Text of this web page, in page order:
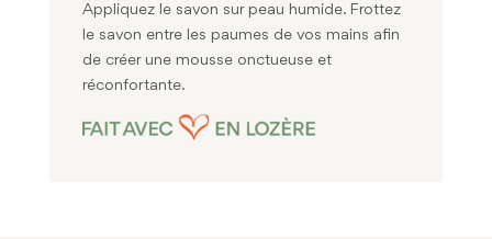
Appliquez le savon sur peau humide. Frottez
le savon entre les paumes de vos mains afin
de créer une mousse onctueuse et
réconfortante.